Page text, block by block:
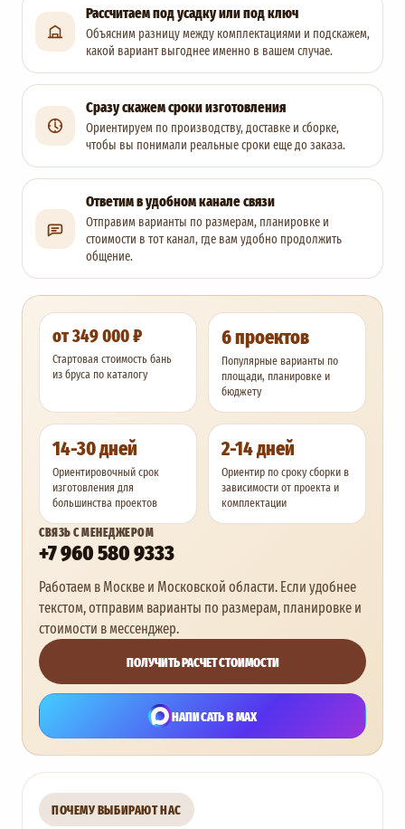
Рассчитаем под усадку или под ключ
Объясним разницу между комплектациями и подскажем,
какой вариант выгоднее именно в вашем случае.
Сразу скажем сроки изготовления
Ориентируем по производству, доставке и сборке,
чтобы вы понимали реальные сроки еще до заказа.
Ответим в удобном канале связи
Отправим варианты по размерам, планировке и
стоимости в тот канал, где вам удобно продолжить
общение.
от 349 000 ₽
Стартовая стоимость бань
из бруса по каталогу
6 проектов
Популярные варианты по
площади, планировке и
бюджету
14-30 дней
Ориентировочный срок
изготовления для
большинства проектов
2-14 дней
Ориентир по сроку сборки в
зависимости от проекта и
комплектации
СВЯЗЬ С МЕНЕДЖЕРОМ
+7 960 580 9333
Работаем в Москве и Московской области. Если удобнее
текстом, отправим варианты по размерам, планировке и
стоимости в мессенджер.
ПОЛУЧИТЬ РАСЧЕТ СТОИМОСТИ
НАПИСАТЬ В MAX
ПОЧЕМУ ВЫБИРАЮТ НАС